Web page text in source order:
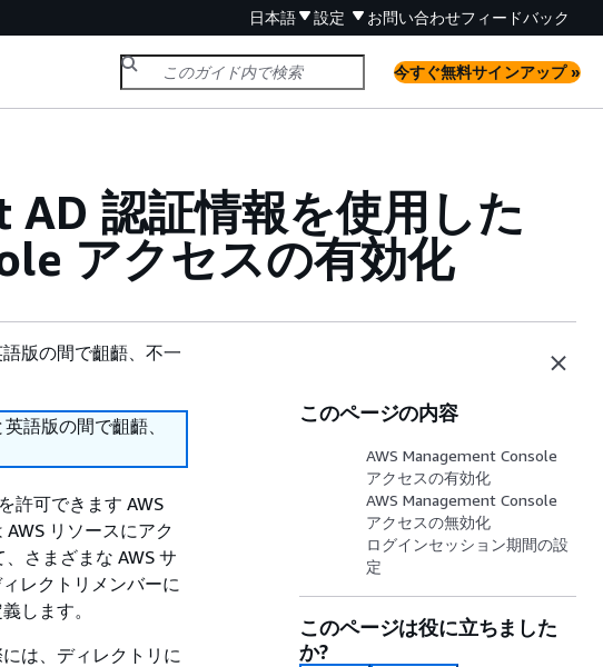
日本語 設定 お問い合わせフィードバック
今すぐ無料サインアップ »
認証情報を使用した
アクセスの有効化
版の間で齟齬、不一
語版の間で齟齬、
許可できます AWS
リソースにアク
さまざまな AWS サ
レクトリメンバーに
します。
は、ディレクトリに
このページの内容
AWS Management Console
アクセスの有効化
AWS Management Console
アクセスの無効化
ログインセッション期間の設
定
このページは役に立ちました
か?